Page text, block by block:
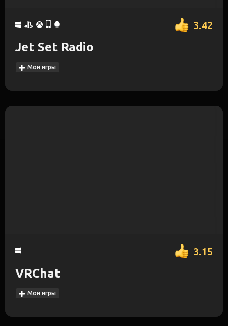
3.42
Jet Set Radio
Мои игры
3.15
VRChat
Мои игры